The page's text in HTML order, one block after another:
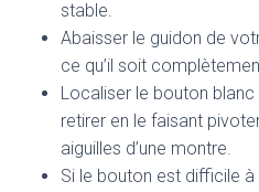
stable.
Abaisser le guidon de
ce qu’il soit
Localiser le bouton
retirer en le faisant
aiguilles d’une montre.
Si le bouton est difficile